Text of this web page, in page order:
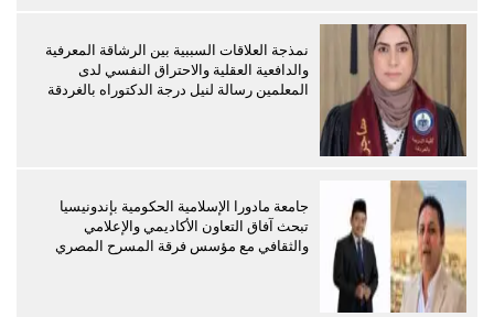
نمذجة العلاقات السببية بين الرشاقة المعرفية
والدافعية العقلية والاحتراق النفسي لدى
المعلمين رسالة لنيل درجة الدكتوراه بالغردقة
جامعة مادورا الإسلامية الحكومية بإندونيسيا
تبحث آفاق التعاون الأكاديمي والإعلامي
والثقافي مع مؤسس فرقة المسرح المصري